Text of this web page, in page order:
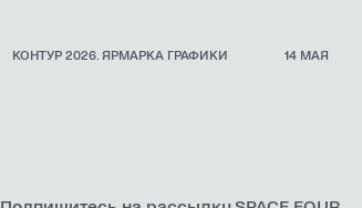
КОНТУР 2026. ЯРМАРКА ГРАФИКИ 14 МАЯ